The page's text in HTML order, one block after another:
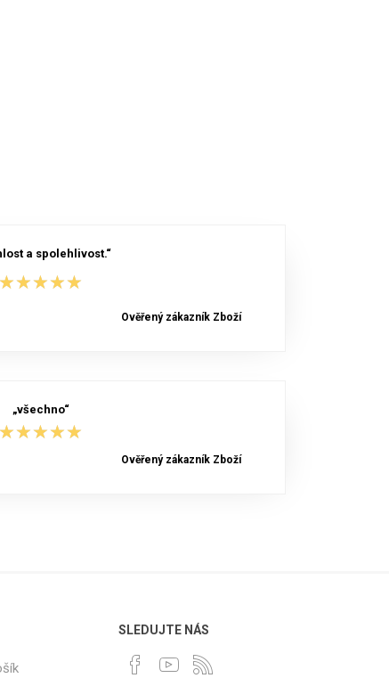
a spolehlivost.“
★★★★★
★★★★★
Ověřený zákazník Zboží
„všechno“
★★★★★
★★★★★
Ověřený zákazník Zboží
SLEDUJTE NÁS